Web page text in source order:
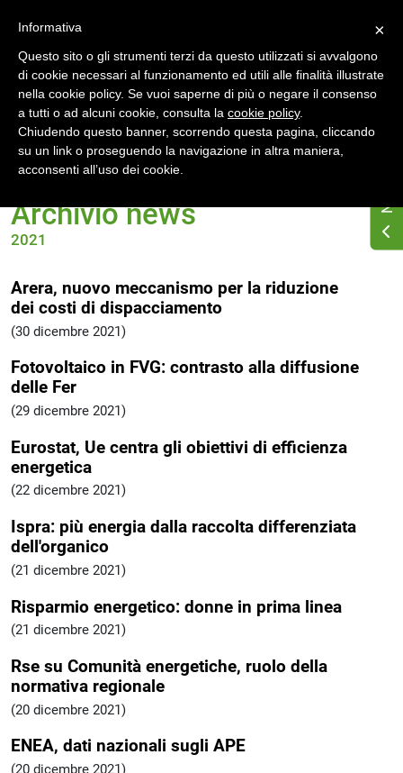
Home News Archivio 2021
Archivio news
2021
Arera, nuovo meccanismo per la riduzione
dei costi di dispacciamento
(30 dicembre 2021)
Fotovoltaico in FVG: contrasto alla diffusione
delle Fer
(29 dicembre 2021)
Eurostat, Ue centra gli obiettivi di efficienza
energetica
(22 dicembre 2021)
Ispra: più energia dalla raccolta differenziata
dell'organico
(21 dicembre 2021)
Risparmio energetico: donne in prima linea
(21 dicembre 2021)
Rse su Comunità energetiche, ruolo della
normativa regionale
(20 dicembre 2021)
ENEA, dati nazionali sugli APE
(20 dicembre 2021)
×
Informativa
Questo sito o gli strumenti terzi da questo utilizzati si avvalgono
di cookie necessari al funzionamento ed utili alle finalità illustrate
nella cookie policy. Se vuoi saperne di più o negare il consenso
a tutti o ad alcuni cookie, consulta la cookie policy.
Chiudendo questo banner, scorrendo questa pagina, cliccando
su un link o proseguendo la navigazione in altra maniera,
acconsenti all’uso dei cookie.